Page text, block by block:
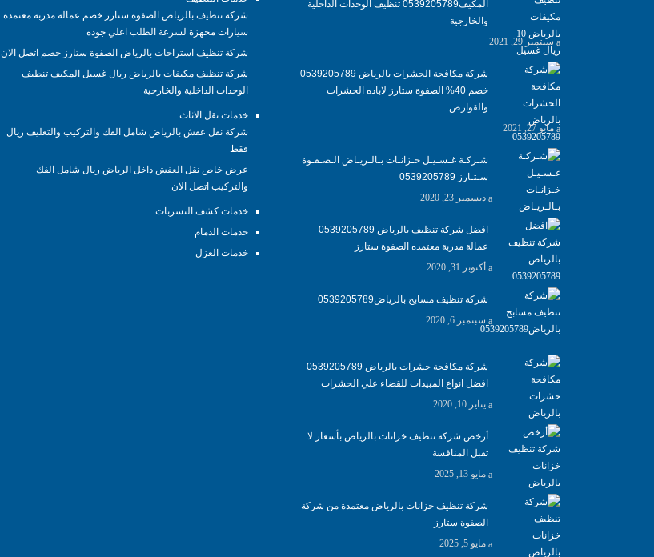
المكيف0539205789 تنظيف الوحدات الداخلية
والخارجية
سبتمبر 29, 2021
شركة مكافحة الحشرات بالرياض 0539205789
خصم 40% الصفوة ستارز لاباده الحشرات
والقوارض
مايو 27, 2021
شـركـة غـسـيـل خـزانـات بـالـريـاض الـصـفـوة
سـتـارز 0539205789
ديسمبر 23, 2020
افضل شركة تنظيف بالرياض 0539205789
عمالة مدربة معتمده الصفوة ستارز
أكتوبر 31, 2020
شركة تنظيف مسابح بالرياض0539205789
سبتمبر 6, 2020
شركة مكافحة حشرات بالرياض 0539205789
افضل انواع المبيدات للقضاء علي الحشرات
يناير 10, 2020
أرخص شركة تنظيف خزانات بالرياض بأسعار لا
تقبل المنافسة
مايو 13, 2025
شركة تنظيف خزانات بالرياض معتمدة من شركة
الصفوة ستارز
مايو 5, 2025
شركة تنظيف بالرياض الصفوة ستارز خصم عمالة مدربة معتمده
سيارات مجهزة لسرعة الطلب اعلي جوده
شركة تنظيف استراحات بالرياض الصفوة ستارز خصم اتصل الان
شركة تنظيف مكيفات بالرياض ريال غسيل المكيف تنظيف
الوحدات الداخلية والخارجية
خدمات نقل الاثاث
شركة نقل عفش بالرياض شامل الفك والتركيب والتغليف ريال
فقط
عرض خاص نقل العفش داخل الرياض ريال شامل الفك
والتركيب اتصل الان
خدمات كشف التسربات
خدمات الدمام
خدمات العزل